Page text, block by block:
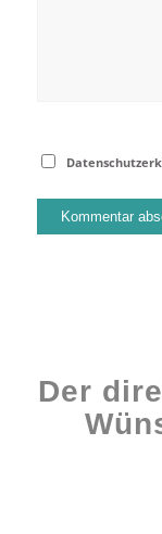
Der